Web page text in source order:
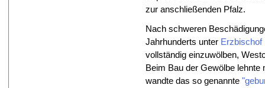
zur anschließenden Pfalz.
Nach schweren
Jahrhunderts unter Erzbischof
vollständig einzuwölben,
Beim Bau der Gewölbe
wandte das so genannte